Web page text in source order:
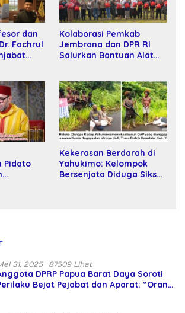
dan
Fachrul
Kolaborasi Pemkab
Jembrana dan DPR RI
Salurkan Bantuan Alat
Pidato
Kekerasan Berdarah di
Yahukimo: Kelompok
Bersenjata Diduga Siksa
31, 2025 87509 Lihat
DPRP Papua Barat Daya Soroti
Bejat Pejabat dan Aparat: “Orang